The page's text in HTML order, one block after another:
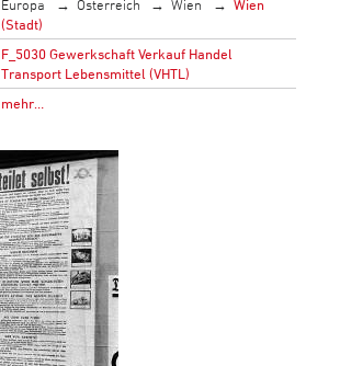
Europa Österreich Wien
Wien
(Stadt)
F_5030 Gewerkschaft Verkauf Handel
Transport Lebensmittel (VHTL)
mehr…